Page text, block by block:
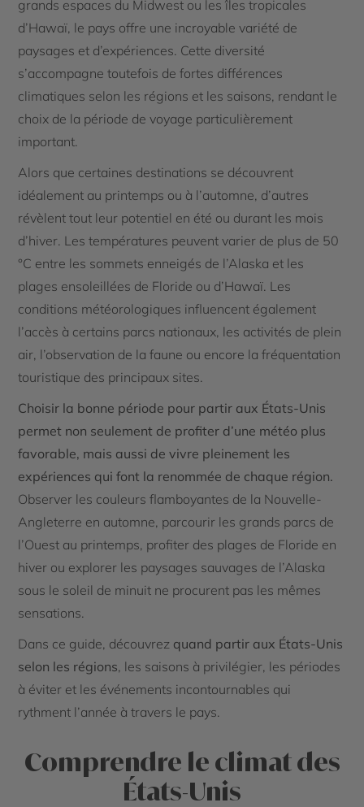
grands espaces du Midwest ou les îles tropicales
d’Hawaï, le pays offre une incroyable variété de
paysages et d’expériences. Cette diversité
s’accompagne toutefois de fortes différences
climatiques selon les régions et les saisons, rendant le
choix de la période de voyage particulièrement
important.
Alors que certaines destinations se découvrent
idéalement au printemps ou à l’automne, d’autres
révèlent tout leur potentiel en été ou durant les mois
d’hiver. Les températures peuvent varier de plus de 50
°C entre les sommets enneigés de l’Alaska et les
plages ensoleillées de Floride ou d’Hawaï. Les
conditions météorologiques influencent également
l’accès à certains parcs nationaux, les activités de plein
air, l’observation de la faune ou encore la fréquentation
touristique des principaux sites.
Choisir la bonne période pour partir aux États-Unis
permet non seulement de profiter d’une météo plus
favorable, mais aussi de vivre pleinement les
expériences qui font la renommée de chaque région.
Observer les couleurs flamboyantes de la Nouvelle-
Angleterre en automne, parcourir les grands parcs de
l’Ouest au printemps, profiter des plages de Floride en
hiver ou explorer les paysages sauvages de l’Alaska
sous le soleil de minuit ne procurent pas les mêmes
sensations.
Dans ce guide, découvrez quand partir aux États-Unis
selon les régions, les saisons à privilégier, les périodes
à éviter et les événements incontournables qui
rythment l’année à travers le pays.
Comprendre le climat des
États-Unis